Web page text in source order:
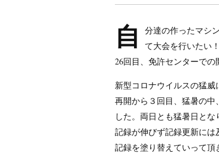
自
分達の作ったマシ
て大会を行いたい
26回目、免許センターでの
新型コロナウイルスの猛
再開から３回目、猛暑の中
した。両日とも猛暑日と
記録が伸びず記録更新に
記録を塗り替えていって頂